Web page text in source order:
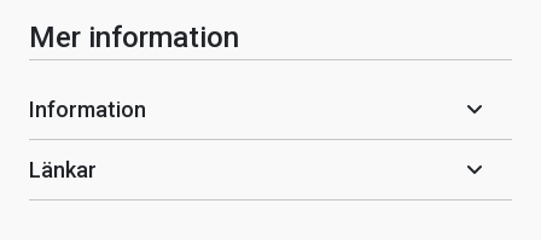
Mer information
Information
Länkar